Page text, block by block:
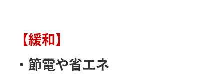
【緩和】
・節電や省エネ